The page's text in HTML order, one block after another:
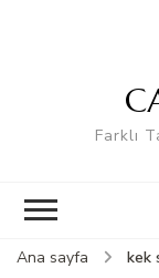
Farklı
Ana sayfa kek